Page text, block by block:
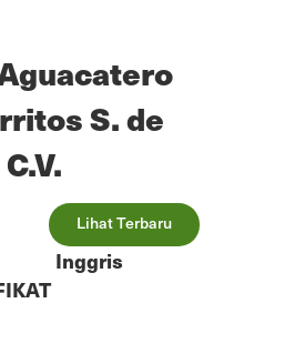
S. de
Lihat Terbaru
Inggris